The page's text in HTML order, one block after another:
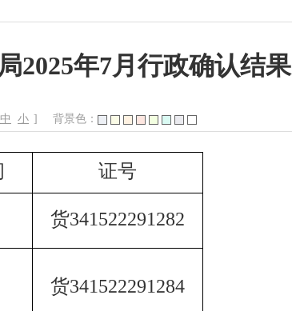
2025年7月行政确认结果
中 小 ] 背景色：
证号
货341522291282
货341522291284